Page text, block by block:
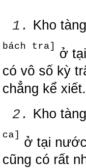
1. Kho
bách tra]
ở
có vô số kỳ
chẳng kể xiết.
2. Kho
ca] ở tại
cũng có rất